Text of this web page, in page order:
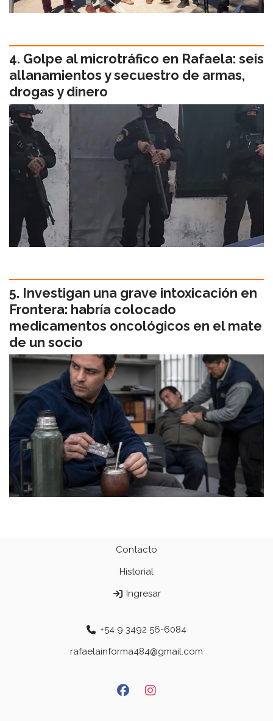
Golpe al microtráfico en Rafaela: seis
allanamientos y secuestro de armas,
drogas y dinero
Investigan una grave intoxicación en
Frontera: habría colocado
medicamentos oncológicos en el mate
de un socio
Contacto
Historial
Ingresar
+54 9 3492 56-6084
rafaelainforma484@gmail.com